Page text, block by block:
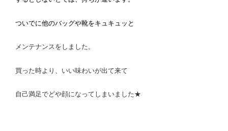
ついでに他のバッグや靴をキュキュッと
メンテナンスをしました。
買った時より、いい味わいが出て来て
自己満足でどや顔になってしまいました★